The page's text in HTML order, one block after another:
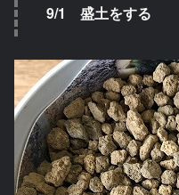
9/1 盛土をする